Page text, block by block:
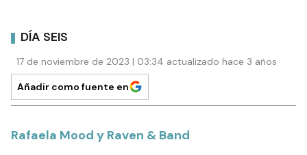
DÍA SEIS
17 de noviembre de 2023 | 03:34 actualizado hace 3 años
Añadir como fuente en
Rafaela Mood y Raven & Band